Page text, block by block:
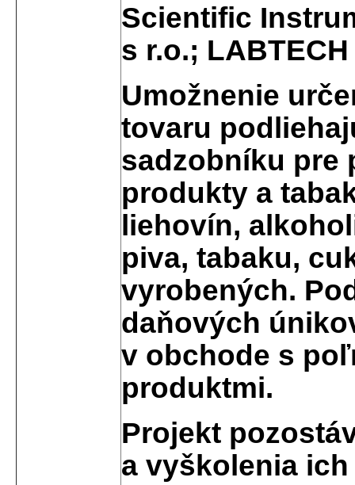
Scientific
s r.o.;
Umožnenie
tovaru
sadzobníku pre
produkty a
liehovín,
piva, tabaku,
vyrobených.
daňových
v obchode s
produktmi.
Projekt
a vyškolenia